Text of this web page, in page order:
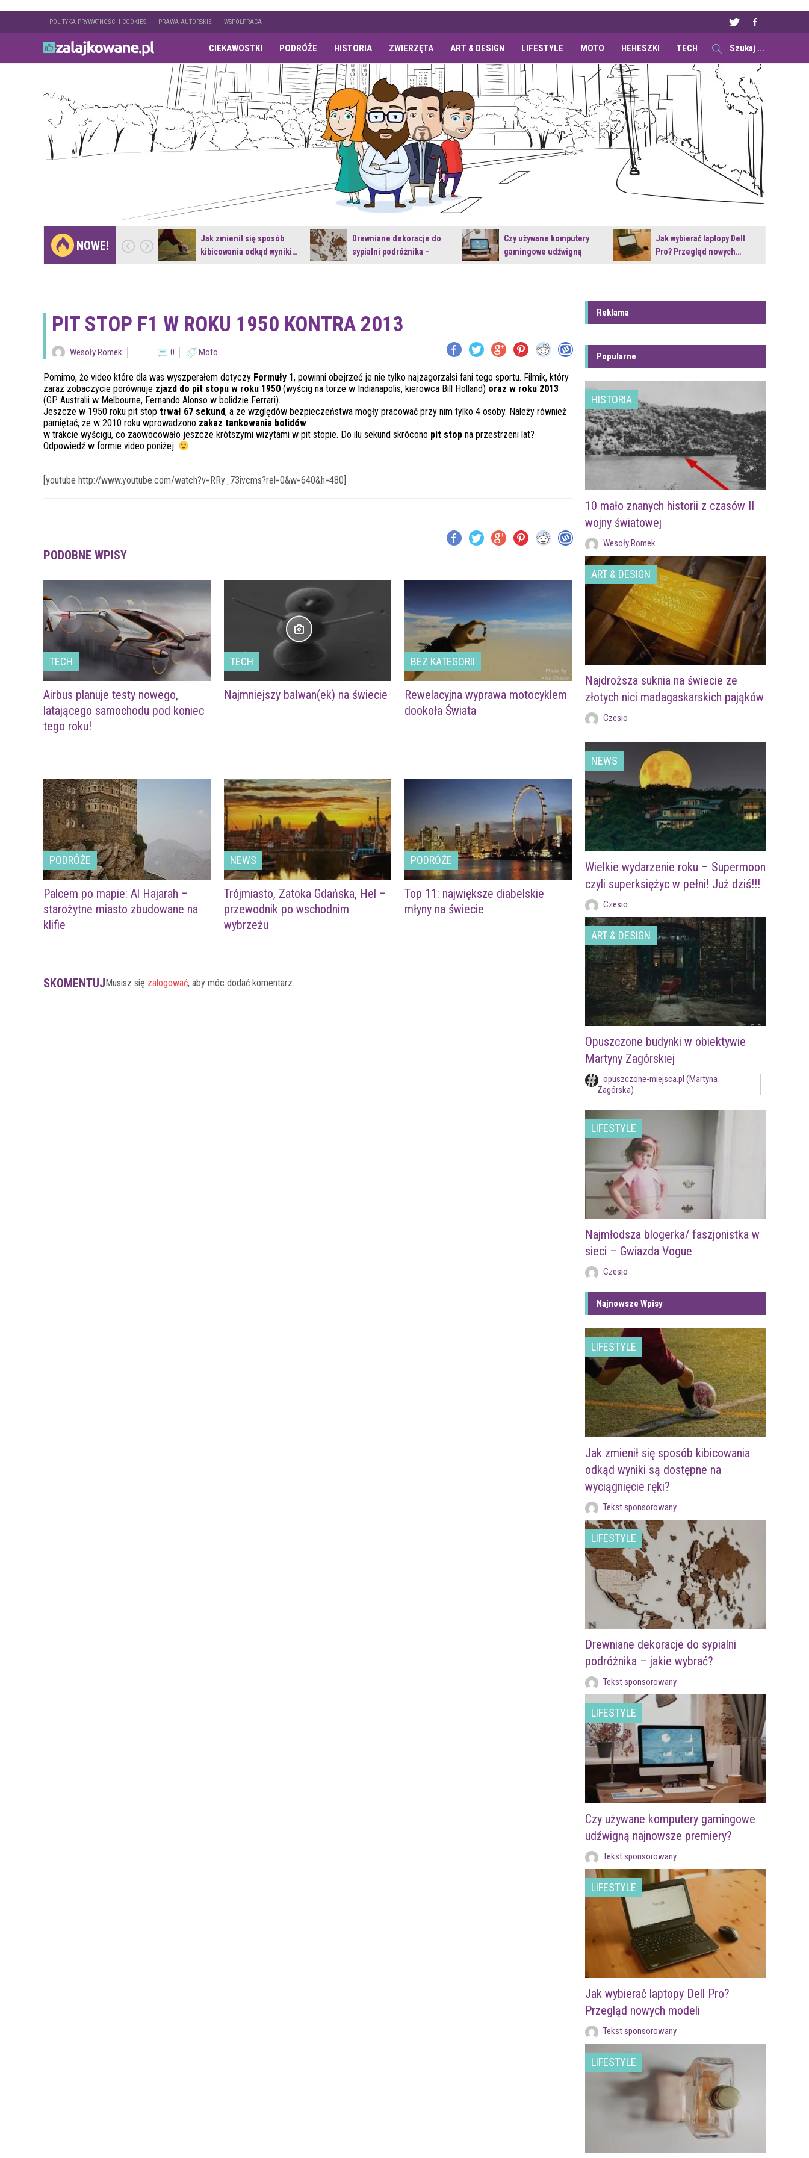
POLITYKA PRYWATNOŚCI I COOKIES PRAWA AUTORSKIE WSPÓŁPRACA
CIEKAWOSTKI PODRÓŻE HISTORIA ZWIERZĘTA ART & DESIGN LIFESTYLE MOTO HEHESZKI TECH
NOWE!
Gdzie pojechać na
weekend z naturą w…
Jak zmienił się sposób
kibicowania odkąd wyniki…
Drewniane dekoracje do
sypialni podróżnika –
Czy używane komputery
gamingowe udźwigną
Jak wybierać laptopy Dell
Pro? Przegląd nowych…
PIT STOP F1 W ROKU 1950 KONTRA 2013
Wesoły Romek 0 Moto
Pomimo, że video które dla was wyszperałem dotyczy Formuły 1, powinni obejrzeć je nie tylko najzagorzalsi fani tego sportu. Filmik, który
zaraz zobaczycie porównuje zjazd do pit stopu w roku 1950 (wyścig na torze w Indianapolis, kierowca Bill Holland) oraz w roku 2013
(GP Australii w Melbourne, Fernando Alonso w bolidzie Ferrari).
Jeszcze w 1950 roku pit stop trwał 67 sekund, a ze względów bezpieczeństwa mogły pracować przy nim tylko 4 osoby. Należy również
pamiętać, że w 2010 roku wprowadzono zakaz tankowania bolidów
w trakcie wyścigu, co zaowocowało jeszcze krótszymi wizytami w pit stopie. Do ilu sekund skrócono pit stop na przestrzeni lat?
Odpowiedź w formie video poniżej.
[youtube http://www.youtube.com/watch?v=RRy_73ivcms?rel=0&w=640&h=480]
PODOBNE WPISY
TECH
Airbus planuje testy nowego,
latającego samochodu pod koniec
tego roku!
TECH
Najmniejszy bałwan(ek) na świecie
BEZ KATEGORII
Rewelacyjna wyprawa motocyklem
dookoła Świata
PODRÓŻE
Palcem po mapie: Al Hajarah –
starożytne miasto zbudowane na
klifie
NEWS
Trójmiasto, Zatoka Gdańska, Hel –
przewodnik po wschodnim
wybrzeżu
PODRÓŻE
Top 11: największe diabelskie
młyny na świecie
SKOMENTUJMusisz się zalogować, aby móc dodać komentarz.
Reklama
Popularne
HISTORIA
10 mało znanych historii z czasów II
wojny światowej
Wesoły Romek
ART & DESIGN
Najdroższa suknia na świecie ze
złotych nici madagaskarskich pająków
Czesio
NEWS
Wielkie wydarzenie roku – Supermoon
czyli superksiężyc w pełni! Już dziś!!!
Czesio
ART & DESIGN
Opuszczone budynki w obiektywie
Martyny Zagórskiej
opuszczone-miejsca.pl (Martyna
Zagórska)
LIFESTYLE
Najmłodsza blogerka/ faszjonistka w
sieci – Gwiazda Vogue
Czesio
Najnowsze Wpisy
LIFESTYLE
Jak zmienił się sposób kibicowania
odkąd wyniki są dostępne na
wyciągnięcie ręki?
Tekst sponsorowany
LIFESTYLE
Drewniane dekoracje do sypialni
podróżnika – jakie wybrać?
Tekst sponsorowany
LIFESTYLE
Czy używane komputery gamingowe
udźwigną najnowsze premiery?
Tekst sponsorowany
LIFESTYLE
Jak wybierać laptopy Dell Pro?
Przegląd nowych modeli
Tekst sponsorowany
LIFESTYLE